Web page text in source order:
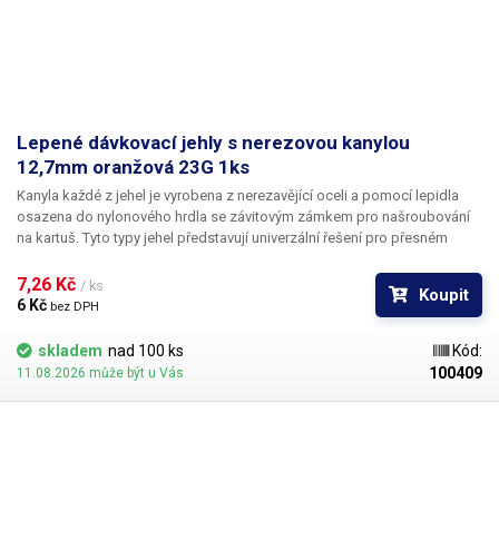
Lepené dávkovací jehly s nerezovou kanylou
12,7mm oranžová 23G 1ks
Kanyla každé z jehel je vyrobena z nerezavějící oceli a pomocí lepidla
osazena do nylonového hrdla se závitovým zámkem pro našroubování
na kartuš. Tyto typy jehel představují univerzální řešení pro přesném
silikony, epoxidy, lepidla... Každá z jehel je vybavena dvojitým závitem a
zámkovým systémem ke spolehlivému a rychlému uchycení
7,26 Kč / ks
6 Kč bez DPH
Koupit
skladem nad 100 ks
11.08.2026 může být u Vás
Kód:
100409